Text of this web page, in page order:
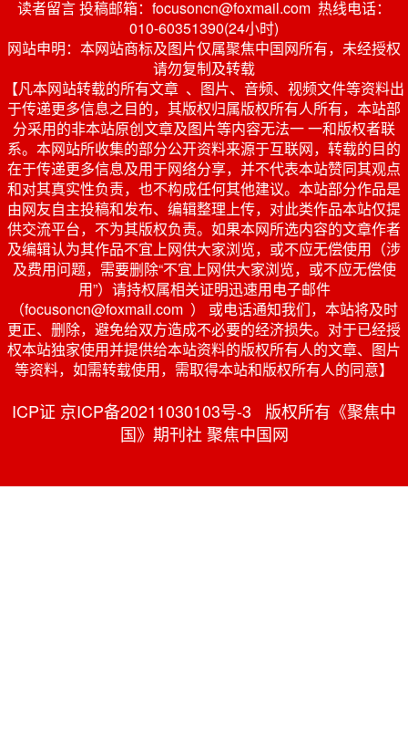
读者留言 投稿邮箱：focusoncn@foxmail.com 热线电话：
010-60351390(24小时)
网站申明：本网站商标及图片仅属聚焦中国网所有，未经授权
请勿复制及转载
【凡本网站转载的所有文章 、图片、音频、视频文件等资料出
于传递更多信息之目的，其版权归属版权所有人所有，本站部
分采用的非本站原创文章及图片等内容无法一 一和版权者联
系。本网站所收集的部分公开资料来源于互联网，转载的目的
在于传递更多信息及用于网络分享，并不代表本站赞同其观点
和对其真实性负责，也不构成任何其他建议。本站部分作品是
由网友自主投稿和发布、编辑整理上传，对此类作品本站仅提
供交流平台，不为其版权负责。如果本网所选内容的文章作者
及编辑认为其作品不宜上网供大家浏览，或不应无偿使用（涉
及费用问题，需要删除“不宜上网供大家浏览，或不应无偿使
用”）请持权属相关证明迅速用电子邮件
（focusoncn@foxmail.com ） 或电话通知我们，本站将及时
更正、删除，避免给双方造成不必要的经济损失。对于已经授
权本站独家使用并提供给本站资料的版权所有人的文章、图片
等资料，如需转载使用，需取得本站和版权所有人的同意】
ICP证 京ICP备20211030103号-3 版权所有《聚焦中
国》期刊社 聚焦中国网